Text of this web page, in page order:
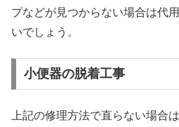
プなどが見つからない場合は代
いでしょう。
小便器の脱着工事
上記の修理方法で直らない場合